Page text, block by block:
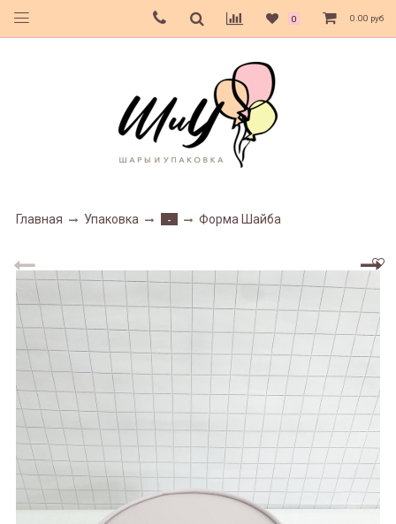
0 0.00 руб
Главная Упаковка - Форма Шайба